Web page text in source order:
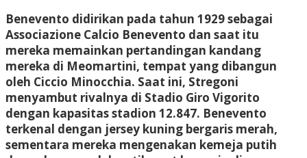
Benevento didirikan pada tahun 1929 sebagai
Associazione Calcio Benevento dan saat itu
mereka memainkan pertandingan kandang
mereka di Meomartini, tempat yang dibangun
oleh Ciccio Minocchia. Saat ini, Stregoni
menyambut rivalnya di Stadio Giro Vigorito
dengan kapasitas stadion 12.847. Benevento
terkenal dengan jersey kuning bergaris merah,
sementara mereka mengenakan kemeja putih